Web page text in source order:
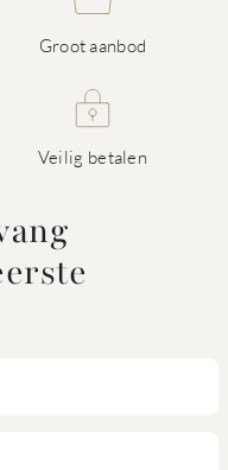
Groot aanbod
Veilig betalen